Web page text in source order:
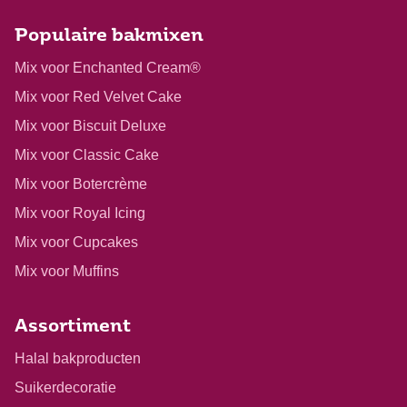
Populaire bakmixen
Mix voor Enchanted Cream®
Mix voor Red Velvet Cake
Mix voor Biscuit Deluxe
Mix voor Classic Cake
Mix voor Botercrème
Mix voor Royal Icing
Mix voor Cupcakes
Mix voor Muffins
Assortiment
Halal bakproducten
Suikerdecoratie